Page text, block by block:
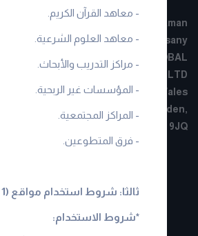
- معاهد القرآن الكريم.
- معاهد العلوم الشرعية.
- مراكز التدريب والأبحاث.
- المؤسسات غير الربحية.
- المراكز المجتمعية.
- فرق المتطوعين.
ثالثا: شروط استخدام مواقع (ECD - Q 1) :
*شروط الاستخدام:
STARPAC POINT E-03-06, Jalan Taman
53300 Kuala Lumpur Malaysia - Ensany
(1239385-W)ENSANY GLOBAL
BERHARD LTD
Registered in England and Wales
71-75 Shelton Street, Covent Garden,
London, WC2H 9JQ